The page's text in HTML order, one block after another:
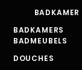
BADKAMER
BADKAMERS
BADMEUBELS
DOUCHES